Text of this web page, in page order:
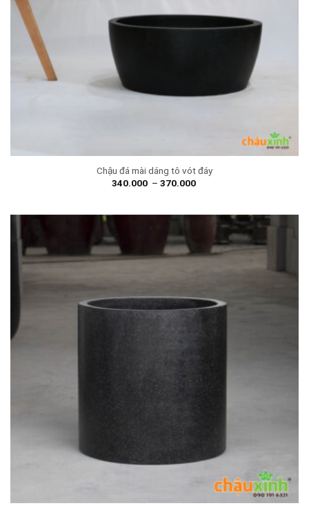
Chậu đá mài dáng tô vót đáy
340.000 – 370.000